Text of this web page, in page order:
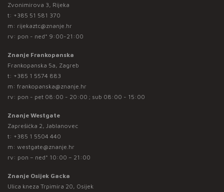
Zvonimirova 3, Rijeka
t: +385 51 581 370
m: rijekaztc@znanje.hr
rv: pon - ned* 9:00-21:00
Znanje Frankopanska
Frankopanska 5a, Zagreb
t: +385 1 5574 883
m: frankopanska@znanje.hr
rv: pon - pet 08:00 - 20:00 ; sub 08:00 - 15:00
Znanje Westgate
Zaprešićka 2, Jablanovec
t: +385 1 5504 440
m: westgate@znanje.hr
rv: pon – ned* 10:00 – 21:00
Znanje Osijek Gacka
Ulica kneza Trpimira 20, Osijek